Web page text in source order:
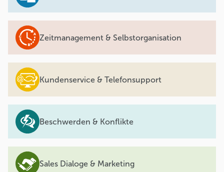
Zeitmanagement & Selbstorganisation
Kundenservice & Telefonsupport
Beschwerden & Konflikte
Sales Dialoge & Marketing